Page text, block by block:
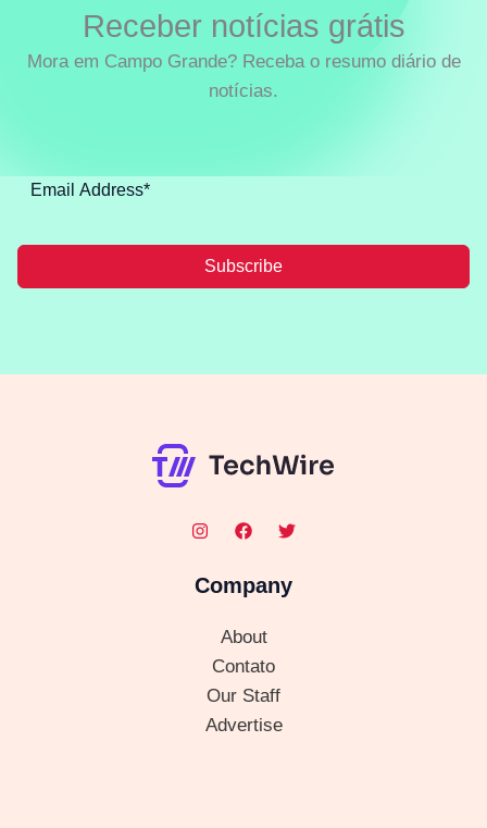
Receber notícias grátis
Mora em Campo Grande? Receba o resumo diário de
notícias.
Subscribe
Company
About
Contato
Our Staff
Advertise